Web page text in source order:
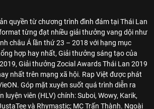
quyền từ chương trình đình đám tại Thái Lan
từng đạt nhiều giải thưởng vang dội như
châu Á lần thứ 23 – 2018 với hạng mục
hợp hay nhất, Giải thưởng sáng tạo của
Giải thưởng Zocial Awards Thái Lan 2019
nhất trên mạng xã hội. Rap Việt được phát
Góp mặt xuyên suốt quá trình diễn ra
luyện viên (HLV) chính: Suboi, Wowy, Karik,
và Rhymastic; MC Trấn Thành. Ngoài